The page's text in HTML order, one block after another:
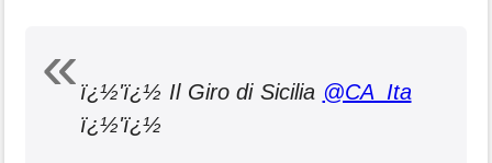
ï¿½'ï¿½ Il Giro di Sicilia @CA_Ita
ï¿½'ï¿½